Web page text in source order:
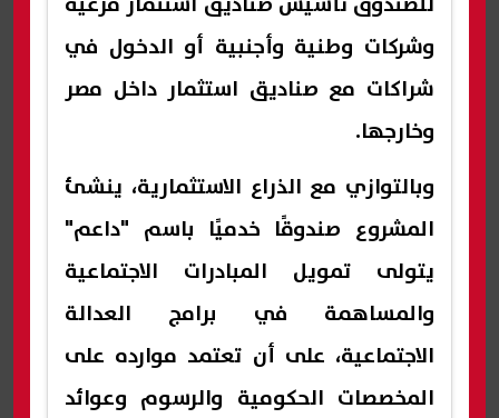
وشركات وطنية وأجنبية أو الدخول في
شراكات مع صناديق استثمار داخل مصر
وخارجها.
وبالتوازي مع الذراع الاستثمارية، ينشئ
المشروع صندوقًا خدميًا باسم "داعم"
يتولى تمويل المبادرات الاجتماعية
والمساهمة في برامج العدالة
الاجتماعية، على أن تعتمد موارده على
المخصصات الحكومية والرسوم وعوائد